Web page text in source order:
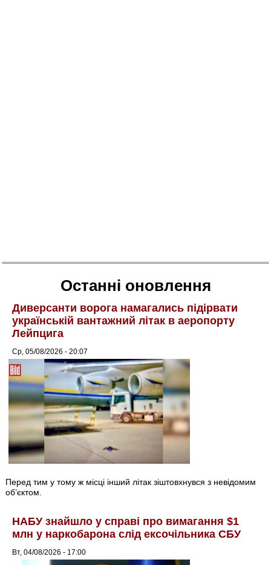
Останні оновлення
Диверсанти ворога намагались підірвати
українській вантажний літак в аеропорту
Лейпцига
Ср, 05/08/2026 - 20:07
Перед тим у тому ж місці інший літак зіштовхнувся з невідомим
об’єктом.
НАБУ знайшло у справі про вимагання $1
млн у наркобарона слід ексочільника СБУ
Вт, 04/08/2026 - 17:00